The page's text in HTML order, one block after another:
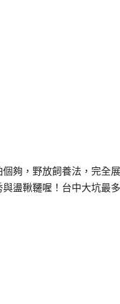
夠，野放飼養法，完全
盪鞦韆喔！台中大坑最